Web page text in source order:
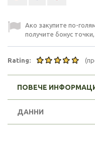
Ако закупите по-
получите бонус
Rating:
ПОВЕЧЕ
ДАННИ